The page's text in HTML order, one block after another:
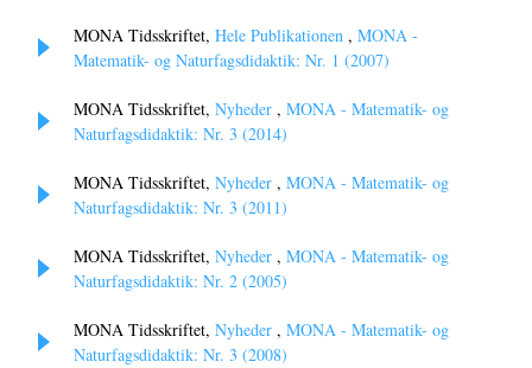
MONA Tidsskriftet, Hele Publikationen , MONA -
Matematik- og Naturfagsdidaktik: Nr. 1 (2007)
MONA Tidsskriftet, Nyheder , MONA - Matematik- og
Naturfagsdidaktik: Nr. 3 (2014)
MONA Tidsskriftet, Nyheder , MONA - Matematik- og
Naturfagsdidaktik: Nr. 3 (2011)
MONA Tidsskriftet, Nyheder , MONA - Matematik- og
Naturfagsdidaktik: Nr. 2 (2005)
MONA Tidsskriftet, Nyheder , MONA - Matematik- og
Naturfagsdidaktik: Nr. 3 (2008)